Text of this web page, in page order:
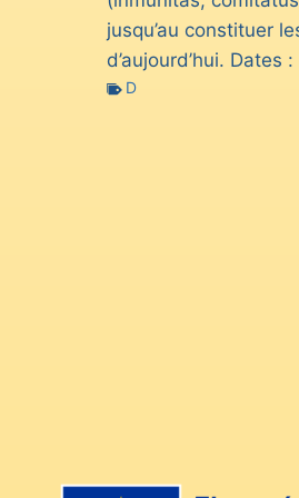
jusqu’au constituer
d’aujourd’hui. Dates
D